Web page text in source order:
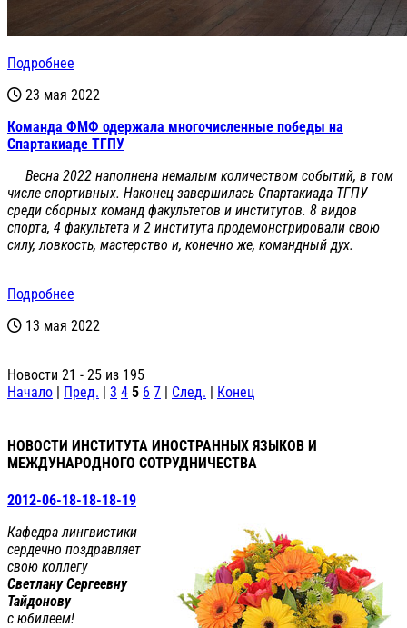
Подробнее
23 мая 2022
Команда ФМФ одержала многочисленные победы на
Спартакиаде ТГПУ
Весна 2022 наполнена немалым количеством событий, в том
числе спортивных. Наконец завершилась Спартакиада ТГПУ
среди сборных команд факультетов и институтов. 8 видов
спорта, 4 факультета и 2 института продемонстрировали свою
силу, ловкость, мастерство и, конечно же, командный дух.
Подробнее
13 мая 2022
Новости 21 - 25 из 195
Начало | Пред. | 3 4 5 6 7 | След. | Конец
НОВОСТИ ИНСТИТУТА ИНОСТРАННЫХ ЯЗЫКОВ И
МЕЖДУНАРОДНОГО СОТРУДНИЧЕСТВА
2012-06-18-18-18-19
Кафедра лингвистики
сердечно поздравляет
свою коллегу
Светлану Сергеевну
Тайдонову
с юбилеем!